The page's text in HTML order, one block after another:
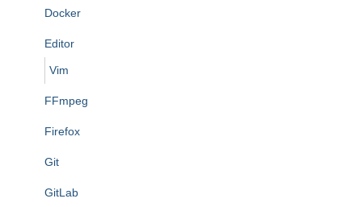
Docker
Editor
Vim
FFmpeg
Firefox
Git
GitLab